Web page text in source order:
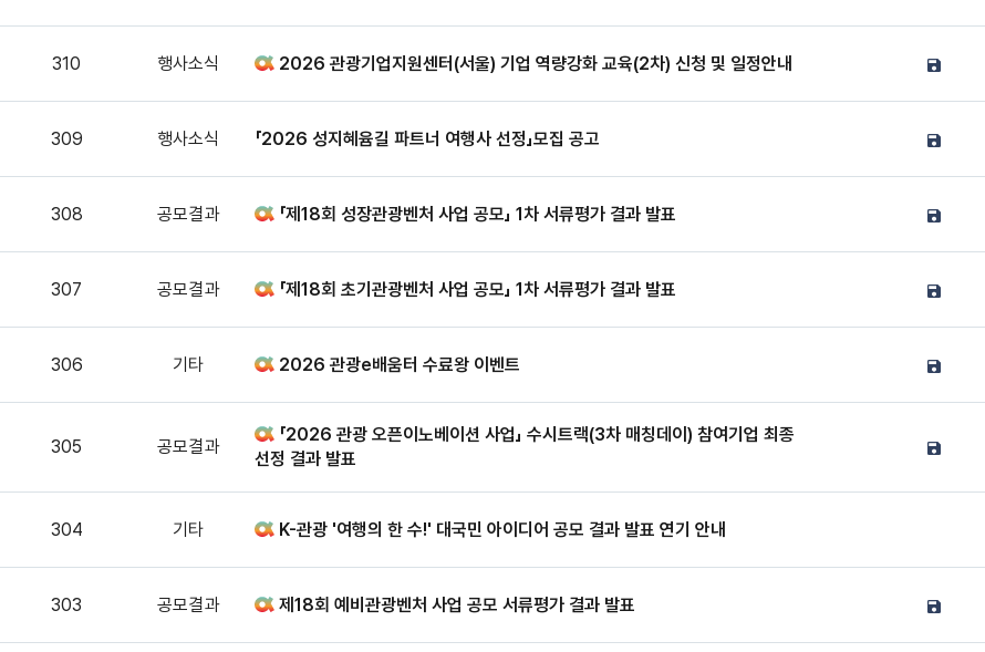
310 행사소식 2026 관광기업지원센터(서울) 기업 역량강화 교육(2차) 신청 및 일정안내
309 행사소식 「2026 성지혜윰길 파트너 여행사 선정」모집 공고
308 공모결과 「제18회 성장관광벤처 사업 공모」 1차 서류평가 결과 발표
307 공모결과 「제18회 초기관광벤처 사업 공모」 1차 서류평가 결과 발표
306 기타 2026 관광e배움터 수료왕 이벤트
305 공모결과
「2026 관광 오픈이노베이션 사업」 수시트랙(3차 매칭데이) 참여기업 최종
선정 결과 발표
304 기타 K-관광 '여행의 한 수!' 대국민 아이디어 공모 결과 발표 연기 안내
303 공모결과 제18회 예비관광벤처 사업 공모 서류평가 결과 발표